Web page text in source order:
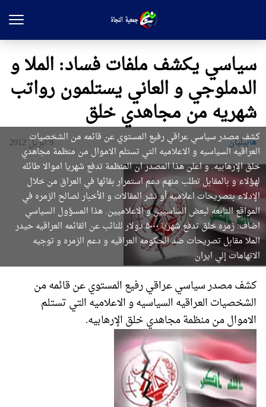
سياسي يكشف ملفات فساد: الملا و
الدملوجي و العاني يستلمون رواتب
شهريه من مجاهدي خلق
هابیلیان 9 أبريل 2012
كشف مصدر سياسي عراقي رفيع المستوي عن قائمه من الشخصيات
العراقيه السياسيه و الاعلاميه التي تستلم الاموال من منظمة مجاهدي
خلق الإرهابيه. و اعلن هذا المصدر ان المنظمة تدفع شهريا اموالا طائله
لهؤلاء و بالمقابل تطلب منهم دعم استمرار بقائها في العراق من خلال
الإدلاء بتصريحات اعلاميه أو نشر المقالات و الأخبار لصالح الزمره في
المواقع التابعه لبعض الساسيين و الاعلاميين. هذا المسؤول السياسي
اضاف: زمره خلق تدفع شهريا ۵۰۰۰ دولار للنائب عن القائمه العراقيه حيدر
الملا مقابل تصريحات ضد الحكومه العراقيه و دعم الزمره و توجيه
الاتهامات إلي ايران
كشف مصدر سياسي عراقي رفيع المستوي عن قائمه من
الشخصيات العراقيه السياسيه و الاعلاميه التي تستلم
الاموال من منظمة مجاهدي خلق الإرهابيه.